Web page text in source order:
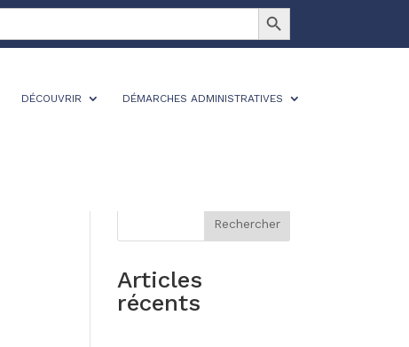
Search Button
DÉCOUVRIR DÉMARCHES ADMINISTRATIVES
Rechercher
Articles
récents